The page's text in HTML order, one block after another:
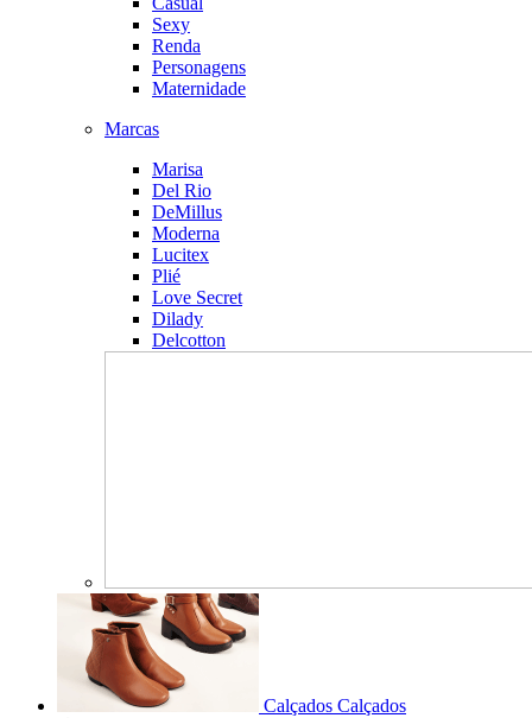
Sexy
Renda
Personagens
Maternidade
Marcas
Marisa
Del Rio
DeMillus
Moderna
Lucitex
Plié
Love Secret
Dilady
Delcotton
Calçados Calçados